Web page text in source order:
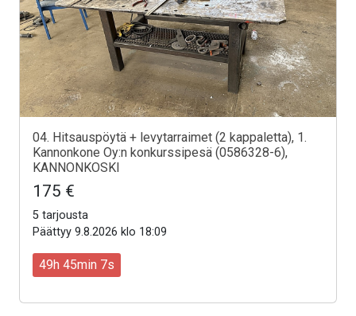
04. Hitsauspöytä + levytarraimet (2 kappaletta), 1.
Kannonkone Oy:n konkurssipesä (0586328-6),
KANNONKOSKI
175 €
5 tarjousta
Päättyy 9.8.2026 klo 18:09
49h 45min 5s